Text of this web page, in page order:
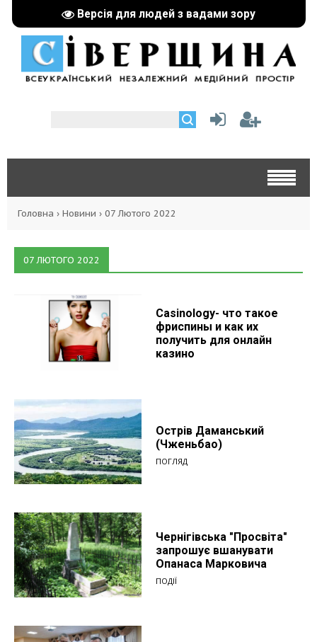
Версія для людей з вадами зору
Головна › Новини › 07 Лютого 2022
07 ЛЮТОГО 2022
Casinology- что такое
фриспины и как их
получить для онлайн
казино
Острів Даманський
(Чженьбао)
ПОГЛЯД
Чернігівська "Просвіта"
запрошує вшанувати
Опанаса Марковича
ПОДІЇ